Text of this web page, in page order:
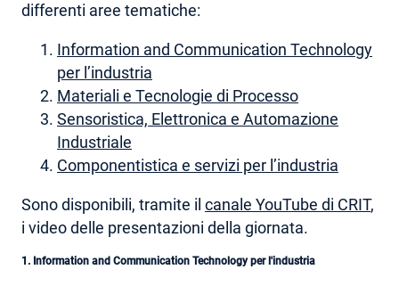
differenti aree tematiche:
Information and Communication Technology
per l’industria
Materiali e Tecnologie di Processo
Sensoristica, Elettronica e Automazione
Industriale
Componentistica e servizi per l’industria
Sono disponibili, tramite il canale YouTube di CRIT,
i video delle presentazioni della giornata.
1. Information and Communication Technology per l'industria